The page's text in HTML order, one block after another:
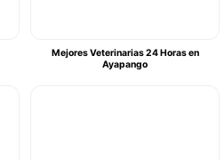
Mejores Veterinarias 24 Horas en
Ayapango